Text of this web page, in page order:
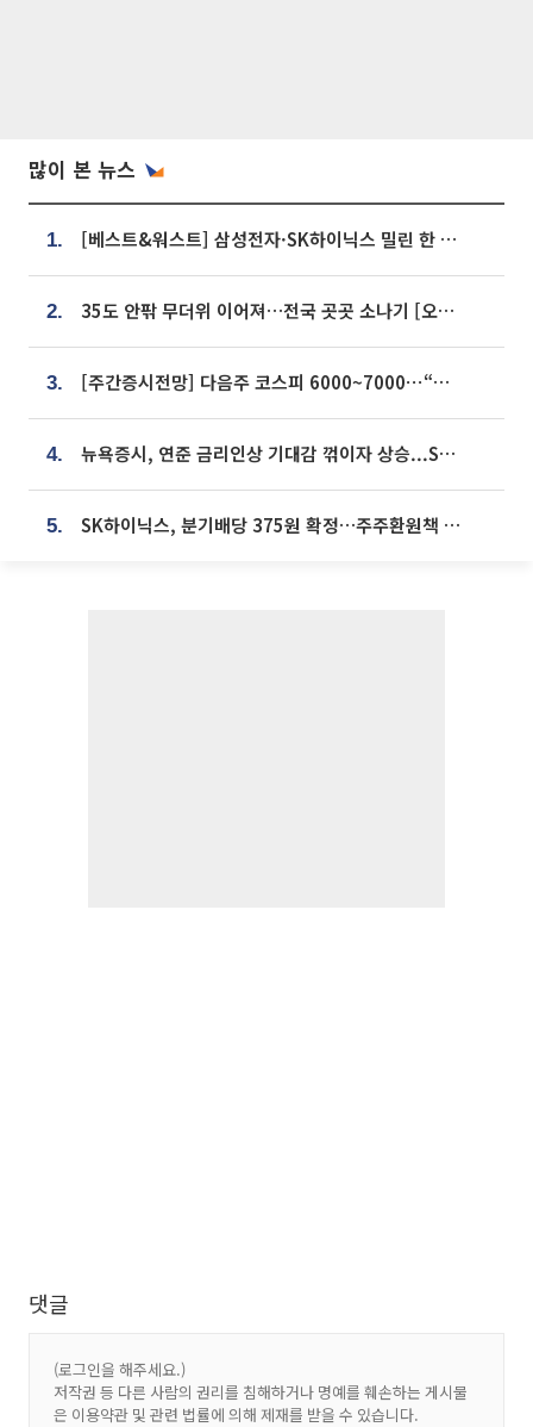
많이 본 뉴스
1. [베스트&워스트] 삼성전자·SK하이닉스 밀린 한 주…상상인증권은 85% 급등
2. 35도 안팎 무더위 이어져…전국 곳곳 소나기 [오늘 날씨]
3. [주간증시전망] 다음주 코스피 6000~7000⋯“外人 수급은 정책이 변수”
4. 뉴욕증시, 연준 금리인상 기대감 꺾이자 상승...S&P500 사상 최고치 [종합]
5. SK하이닉스, 분기배당 375원 확정…주주환원책 9월로 앞당겨 발표
댓글